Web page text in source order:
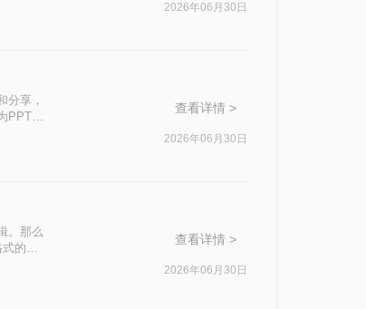
2026年06月30日
分享，
PPT格
查看详情 >
2026年06月30日
。那么
的转
查看详情 >
2026年06月30日